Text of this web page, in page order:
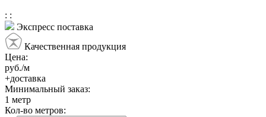
: :
Экспресс поставка
Качественная продукция
Цена:
руб./м
+доставка
Минимальный заказ:
1 метр
Кол-во метров: